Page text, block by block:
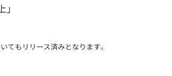
てもリリース済みとなります。